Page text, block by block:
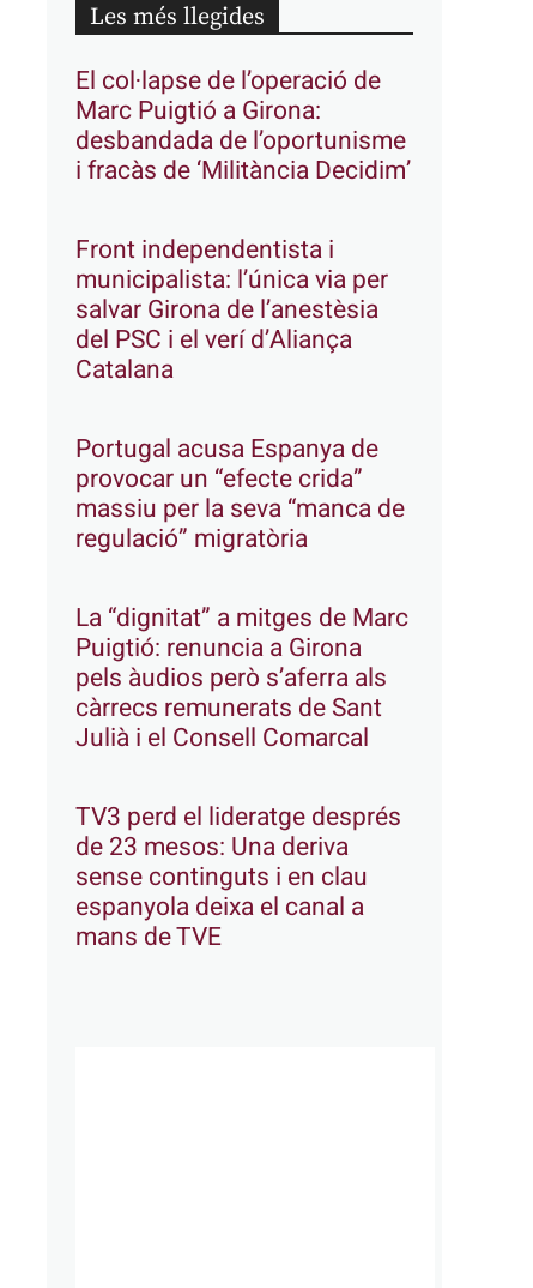
Les més llegides
El col·lapse de l’operació de
Marc Puigtió a Girona:
desbandada de l’oportunisme
i fracàs de ‘Militància Decidim’
Front independentista i
municipalista: l’única via per
salvar Girona de l’anestèsia
del PSC i el verí d’Aliança
Catalana
Portugal acusa Espanya de
provocar un “efecte crida”
massiu per la seva “manca de
regulació” migratòria
La “dignitat” a mitges de Marc
Puigtió: renuncia a Girona
pels àudios però s’aferra als
càrrecs remunerats de Sant
Julià i el Consell Comarcal
TV3 perd el lideratge després
de 23 mesos: Una deriva
sense continguts i en clau
espanyola deixa el canal a
mans de TVE